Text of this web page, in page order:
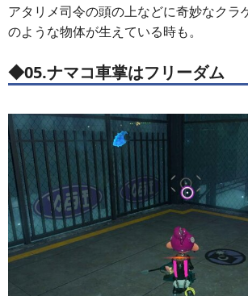
アタリメ司令の頭の上などに奇妙なクラ
のような物体が生えている時も。
◆05.ナマコ車掌はフリーダム